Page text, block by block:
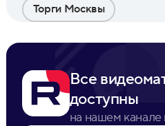
Торги Москвы
Все
доступны
на нашем канале